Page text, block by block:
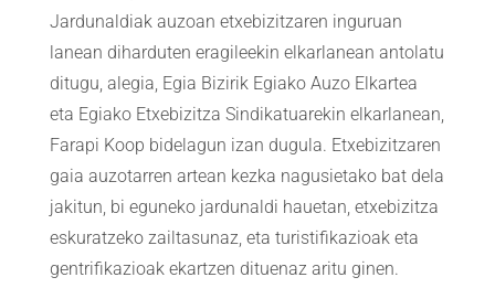
Jardunaldiak auzoan etxebizitzaren inguruan
lanean diharduten eragileekin elkarlanean antolatu
ditugu, alegia, Egia Bizirik Egiako Auzo Elkartea
eta Egiako Etxebizitza Sindikatuarekin elkarlanean,
Farapi Koop bidelagun izan dugula. Etxebizitzaren
gaia auzotarren artean kezka nagusietako bat dela
jakitun, bi eguneko jardunaldi hauetan, etxebizitza
eskuratzeko zailtasunaz, eta turistifikazioak eta
gentrifikazioak ekartzen dituenaz aritu ginen.